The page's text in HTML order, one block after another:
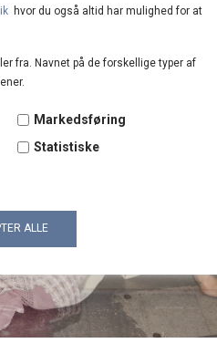
hvor du også altid har mulighed for at
fra. Navnet på de forskellige typer af
Markedsføring
Statistiske